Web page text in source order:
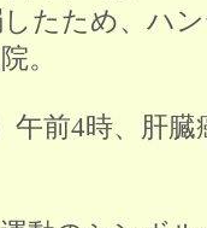
たため、ハ
。
午前4時、肝